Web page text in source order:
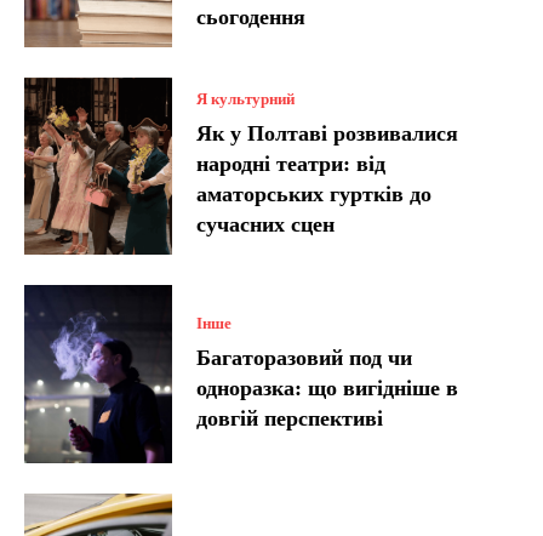
сьогодення
Я культурний
Як у Полтаві розвивалися
народні театри: від
аматорських гуртків до
сучасних сцен
Інше
Багаторазовий под чи
одноразка: що вигідніше в
довгій перспективі